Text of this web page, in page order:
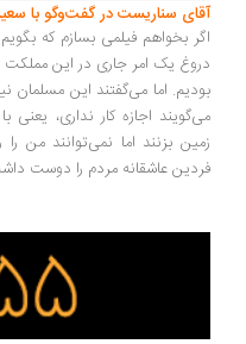
سناریست در گفت‌وگو با سعید
بخواهم فیلمی بسازم که بگویم
یک امر جاری در این مملکت است.
اما می‌گفتند این مسلمان
اجازه کار نداری، یعنی با
بزنند اما نمی‌توانند من را روی
عاشقانه مردم را دوست داشت ...